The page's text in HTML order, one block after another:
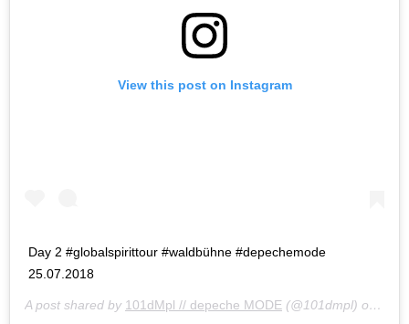
View this post on Instagram
Day 2 #globalspirittour #waldbühne #depechemode
25.07.2018
A post shared by 101dMpl // depeche MODE (@101dmpl) on